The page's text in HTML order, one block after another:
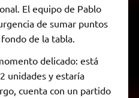
El equipo de Pablo
de sumar puntos
de la tabla.
delicado: está
unidades y estaría
cuenta con un partido